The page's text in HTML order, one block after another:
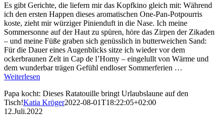
Es gibt Gerichte, die liefern mir das Kopfkino gleich mit: Während
ich den ersten Happen dieses aromatischen One-Pan-Potpourris
koste, zieht mir würziger Pinienduft in die Nase. Ich meine
Sommersonne auf der Haut zu spüren, höre das Zirpen der Zikaden
– und meine Füße graben sich genüsslich in butterweichen Sand:
Für die Dauer eines Augenblicks sitze ich wieder vor dem
ockerbraunen Zelt in Cap de l’Homy – eingelullt von Wärme und
dem wunderbar trägen Gefühl endloser Sommerferien …
Weiterlesen
Papa kocht: Dieses Ratatouille bringt Urlaubslaune auf den
Tisch!Katia Kröger2022-08-01T18:22:05+02:00
12.Juli.2022